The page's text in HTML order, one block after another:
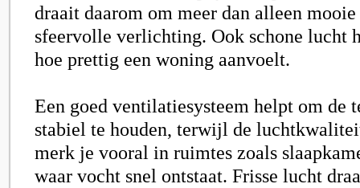
draait daarom om meer dan alleen
sfeervolle verlichting. Ook schone lucht
hoe prettig een woning aanvoelt.
Een goed ventilatiesysteem helpt om de
stabiel te houden, terwijl de
merk je vooral in ruimtes zoals
waar vocht snel ontstaat. Frisse lucht